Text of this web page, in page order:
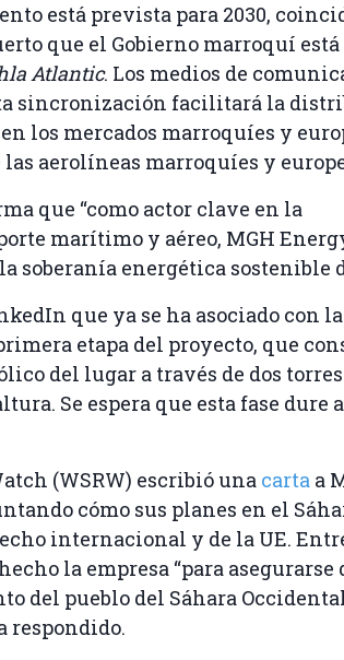
está prevista para 2030,
que el Gobierno marroquí está
Atlantic. Los medios de
sincronización facilitará la
los mercados marroquíes y
aerolíneas marroquíes y
que “como actor clave en la
marítimo y aéreo, MGH
soberanía energética sostenible
que ya se ha asociado con
etapa del proyecto, que
del lugar a través de dos
Se espera que esta fase dure
(WSRW) escribió una carta a
cómo sus planes en el
internacional y de la UE.
la empresa “para asegurarse
del pueblo del Sáhara
respondido.